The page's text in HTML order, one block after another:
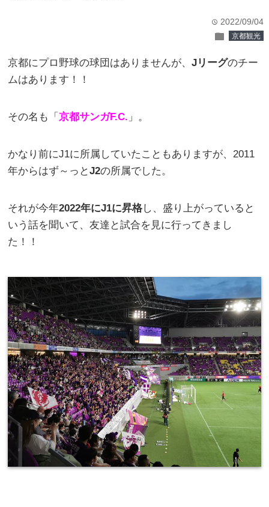
time 2022/09/04
folder 京都観光
京都にプロ野球の球団はありませんが、Jリーグのチー
ムはあります！！
その名も「京都サンガF.C. 」。
かなり前にJ1に所属していたこともありますが、2011
年からはず～っとJ2の所属でした。
それが今年2022年にJ1に昇格し、盛り上がっていると
いう話を聞いて、友達と試合を見に行ってきまし
た！！